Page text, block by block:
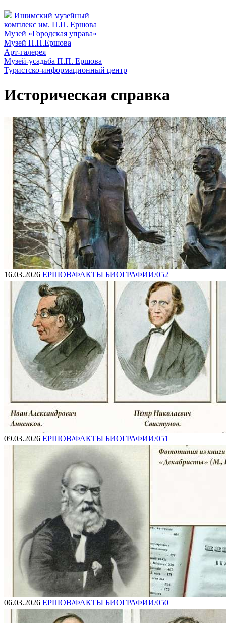
Ишимский музейный
комплекс им. П.П. Ершова
Музей «Городская управа»
Музей П.П.Ершова
Арт-галерея
Музей-усадьба П.П. Ершова
Туристско-информационный центр
Историческая справка
16.03.2026 ЕРШОВ/ФАКТЫ БИОГРАФИИ/052
09.03.2026 ЕРШОВ/ФАКТЫ БИОГРАФИИ/051
06.03.2026 ЕРШОВ/ФАКТЫ БИОГРАФИИ/050